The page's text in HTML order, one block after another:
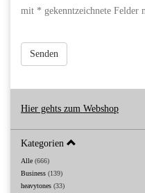
mit * gekenntzeichnete Felder
Senden
Hier gehts zum Webshop
Kategorien
Alle (666)
Business (139)
heavytones (33)